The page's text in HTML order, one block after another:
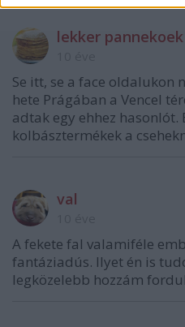
lekker pannekoek
Se itt, se a face oldalukon
hete Prágában a Vencel
adtak egy ehhez hasonlót.
kolbásztermékek a
val
A fekete fal valamiféle
fantáziadús. Ilyet én is
legközelebb hozzám